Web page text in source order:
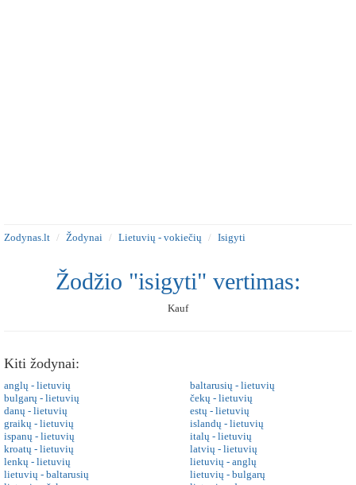
Zodynas.lt Žodynai Lietuvių - vokiečių Isigyti
Žodžio "isigyti" vertimas:
Kauf
Kiti žodynai:
anglų - lietuvių
baltarusių - lietuvių
bulgarų - lietuvių
čekų - lietuvių
danų - lietuvių
estų - lietuvių
graikų - lietuvių
islandų - lietuvių
ispanų - lietuvių
italų - lietuvių
kroatų - lietuvių
latvių - lietuvių
lenkų - lietuvių
lietuvių - anglų
lietuvių - baltarusių
lietuvių - bulgarų